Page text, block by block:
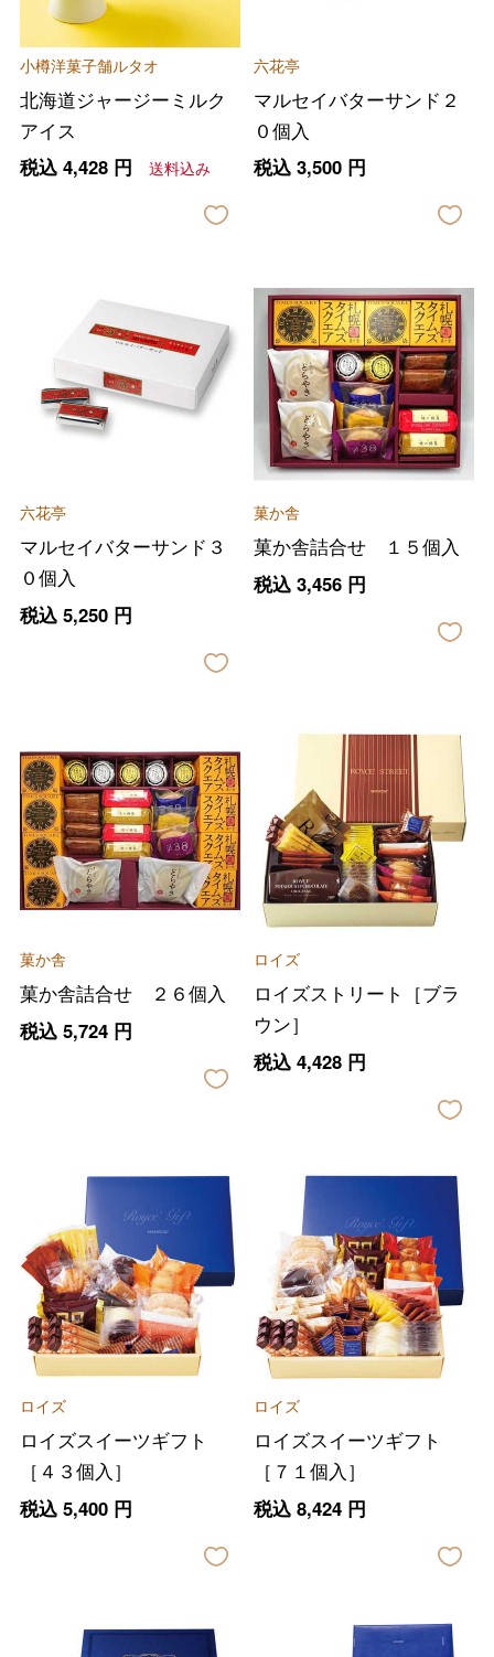
小樽洋菓子舗ルタオ
北海道ジャージーミルク
アイス
税込 4,428円 送料込み
六花亭
マルセイバターサンド２
０個入
税込 3,500円
六花亭
マルセイバターサンド３
０個入
税込 5,250円
菓か舎
菓か舎詰合せ １５個入
税込 3,456円
菓か舎
菓か舎詰合せ ２６個入
税込 5,724円
ロイズ
ロイズストリート［ブラ
ウン］
税込 4,428円
ロイズ
ロイズスイーツギフト
［４３個入］
税込 5,400円
ロイズ
ロイズスイーツギフト
［７１個入］
税込 8,424円